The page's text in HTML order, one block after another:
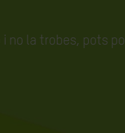
no la trobes, pots